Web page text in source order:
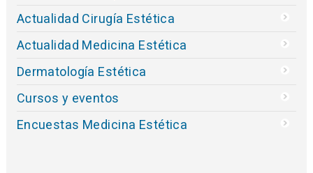
Actualidad Cirugía Estética
Actualidad Medicina Estética
Dermatología Estética
Cursos y eventos
Encuestas Medicina Estética